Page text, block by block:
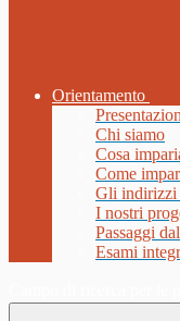
Orientamento
Chi siamo
Cosa
Come
Gli indirizzi
I nostri
Passaggi
Esami